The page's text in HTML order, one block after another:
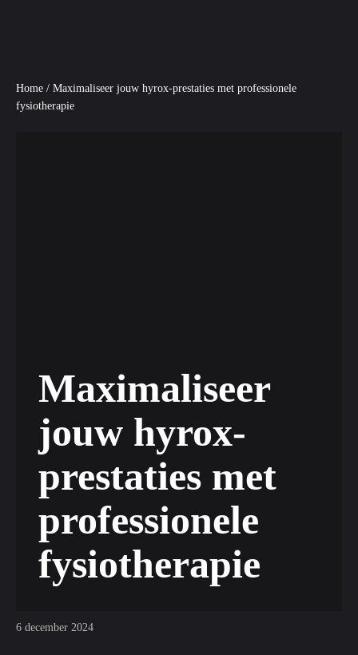
Home / Maximaliseer jouw hyrox-prestaties met professionele
fysiotherapie
Maximaliseer
jouw hyrox-
prestaties met
professionele
fysiotherapie
6 december 2024